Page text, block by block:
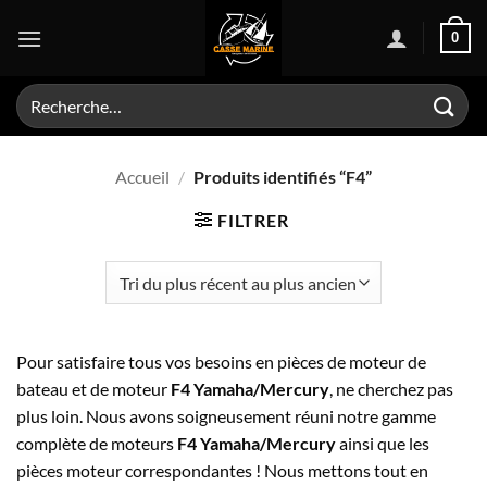
0
Recherche
pour :
Accueil / Produits identifiés “F4”
FILTRER
Pour satisfaire tous vos besoins en pièces de moteur de
bateau et de moteur F4 Yamaha/Mercury, ne cherchez pas
plus loin. Nous avons soigneusement réuni notre gamme
complète de moteurs F4 Yamaha/Mercuryainsi que les
pièces moteur correspondantes ! Nous mettons tout en